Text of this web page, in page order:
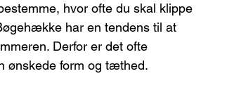
hvor ofte du skal klippe
har en tendens til at
Derfor er det ofte
ønskede form og tæthed.